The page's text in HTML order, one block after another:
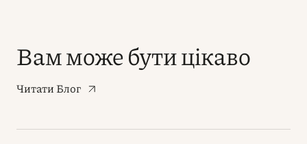
Вам може бути цікаво
Читати Блог